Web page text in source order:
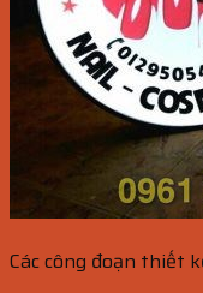
Các công đoạn thiết